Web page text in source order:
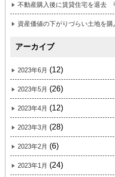
不動産購入後に賃貸住宅を退去
資産価値の下がりづらい土地を
アーカイブ
2023年6月 (12)
2023年5月 (26)
2023年4月 (12)
2023年3月 (28)
2023年2月 (6)
2023年1月 (24)